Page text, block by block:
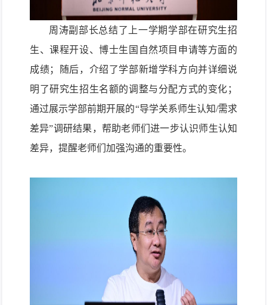
周涛副部长总结了上一学期学部在研究生招
生、课程开设、博士生国自然项目申请等方面的
成绩；随后，介绍了学部新增学科方向并详细说
明了研究生招生名额的调整与分配方式的变化；
通过展示学部前期开展的“导学关系师生认知/需求
差异”调研结果，帮助老师们进一步认识师生认知
差异，提醒老师们加强沟通的重要性。